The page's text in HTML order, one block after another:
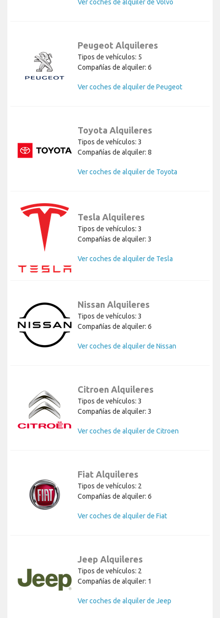
Ver coches de alquiler de Volvo
Peugeot Alquileres
Tipos de vehículos: 5
Compañías de alquiler: 6
Ver coches de alquiler de Peugeot
Toyota Alquileres
Tipos de vehículos: 3
Compañías de alquiler: 8
Ver coches de alquiler de Toyota
Tesla Alquileres
Tipos de vehículos: 3
Compañías de alquiler: 3
Ver coches de alquiler de Tesla
Nissan Alquileres
Tipos de vehículos: 3
Compañías de alquiler: 6
Ver coches de alquiler de Nissan
Citroen Alquileres
Tipos de vehículos: 3
Compañías de alquiler: 3
Ver coches de alquiler de Citroen
Fiat Alquileres
Tipos de vehículos: 2
Compañías de alquiler: 6
Ver coches de alquiler de Fiat
Jeep Alquileres
Tipos de vehículos: 2
Compañías de alquiler: 1
Ver coches de alquiler de Jeep